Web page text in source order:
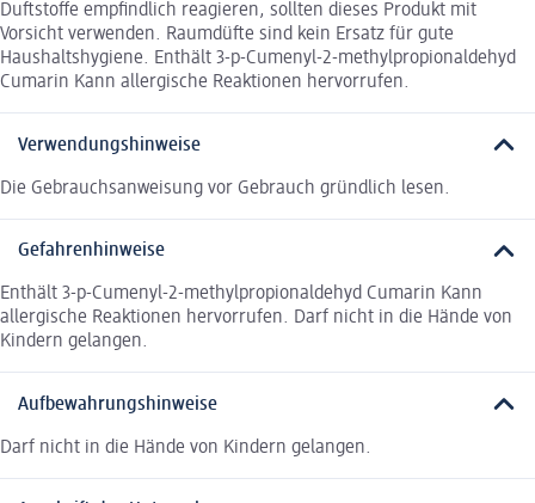
Duftstoffe empfindlich reagieren, sollten dieses Produkt mit
Vorsicht verwenden. Raumdüfte sind kein Ersatz für gute
Haushaltshygiene. Enthält 3-p-Cumenyl-2-methylpropionaldehyd
Cumarin Kann allergische Reaktionen hervorrufen.
Verwendungshinweise
Die Gebrauchsanweisung vor Gebrauch gründlich lesen.
Gefahrenhinweise
Enthält 3-p-Cumenyl-2-methylpropionaldehyd Cumarin Kann
allergische Reaktionen hervorrufen. Darf nicht in die Hände von
Kindern gelangen.
Aufbewahrungshinweise
Darf nicht in die Hände von Kindern gelangen.